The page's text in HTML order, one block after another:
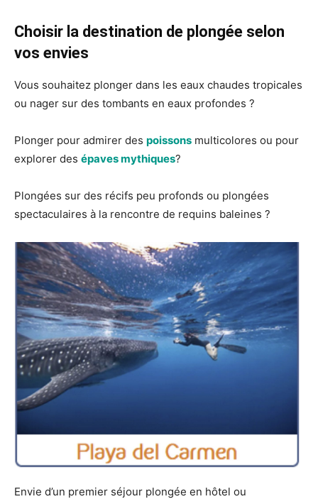
Choisir la destination de plongée selon
vos envies
Vous souhaitez plonger dans les eaux chaudes tropicales
ou nager sur des tombants en eaux profondes ?
Plonger pour admirer des poissons multicolores ou pour
explorer des épaves mythiques?
Plongées sur des récifs peu profonds ou plongées
spectaculaires à la rencontre de requins baleines ?
Envie d’un premier séjour plongée en hôtel ou